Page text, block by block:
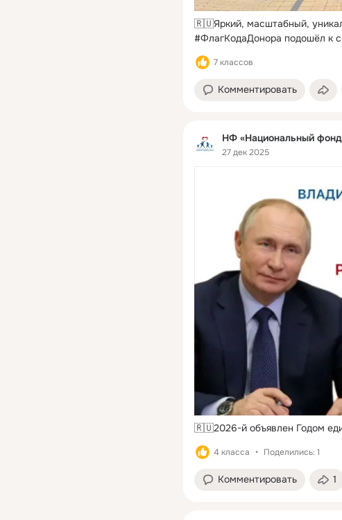
🇷🇺Яркий, масштабный,
#ФлагКодаДонора подошёл к
7 классов
Комментировать
НФ «Национальный
27 дек 2025
🇷🇺2026-й объявлен Годом
4 класса Поделились: 1
Комментировать 1